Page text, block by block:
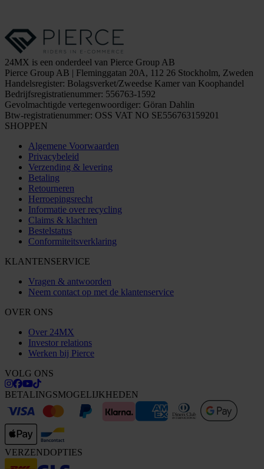
24MX is een onderdeel van Pierce Group AB
Pierce Group AB | Fleminggatan 20A, 112 26 Stockholm, Zweden
Handelsregister: Bolagsverket/Zweedse Kamer van Koophandel
Bedrijfsregistratienummer: 556763-1592
Gevolmachtigde vertegenwoordiger: Göran Dahlin
Btw-registratienummer: OSS VAT NO SE556763159201
SHOPPEN
Algemene Voorwaarden
Privacybeleid
Verzending & levering
Betaling
Retourneren
Herroepingsrecht
Informatie over recycling
Claims & klachten
Bestelstatus
Conformiteitsverklaring
KLANTENSERVICE
Vragen & antwoorden
Neem contact op met de klantenservice
OVER ONS
Over 24MX
Investor relations
Werken bij Pierce
VOLG ONS
BETALINGSMOGELIJKHEDEN
VERZENDOPTIES